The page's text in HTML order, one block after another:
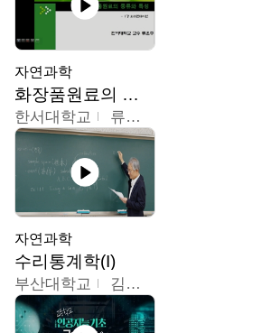
자연과학
화장품원료의 종류와 특성
한서대학교 류은주
자연과학
수리통계학(I)
부산대학교 김충락